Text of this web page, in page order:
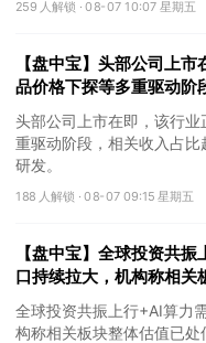
259 人解锁 ·08-07 10:07 星期五
【盘中宝】头部公司上
品价格下探等多重驱动阶
头部公司上市在即，该行
重驱动阶段，相关收入占
研发。
188 人解锁 ·08-07 09:15 星期五
【盘中宝】全球投资共
口持续拉大，机构称相关
产品市占率第一
全球投资共振上行+AI算力
构称相关板块整体估值已